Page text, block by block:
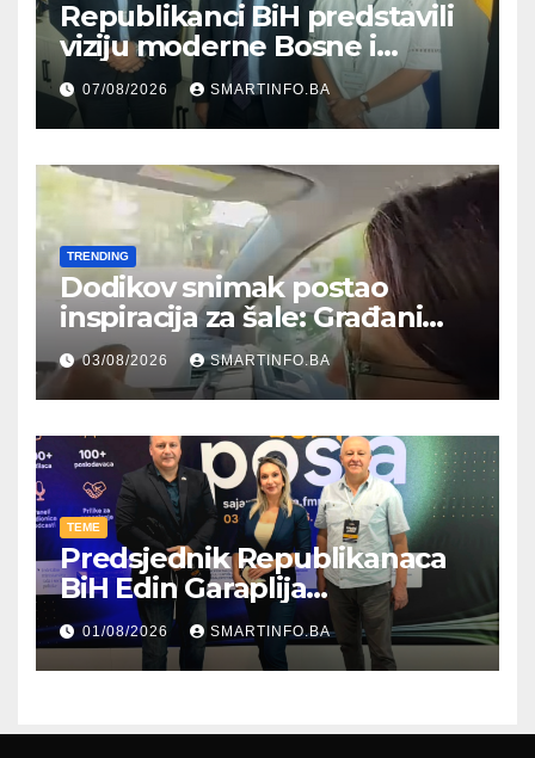
Republikanci BiH predstavili
viziju moderne Bosne i
Hercegovine ambasadoru
Njemačke
07/08/2026 SMARTINFO.BA
TRENDING
Dodikov snimak postao
inspiracija za šale: Građani
kroz parodiju poslali poruku
03/08/2026 SMARTINFO.BA
TEME
Predsjednik Republikanaca
BiH Edin Garaplija
prisustvovao prezentaciji
Federalnog sajma
zapošljavanja
01/08/2026 SMARTINFO.BA